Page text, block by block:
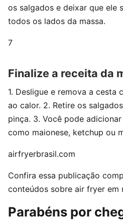
os salgados e deixar que ele
todos os lados da massa.
7
Finalize a receita da
1. Desligue e remova a cesta
ao calor. 2. Retire os
pinça. 3. Você pode
como maionese, ketchup ou
airfryerbrasil.com
Confira essa publicação
conteúdos sobre air fryer em
Parabéns por